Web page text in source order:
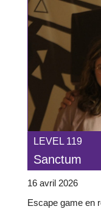
LEVEL 119
Sanctum
16 avril 2026
Escape game en